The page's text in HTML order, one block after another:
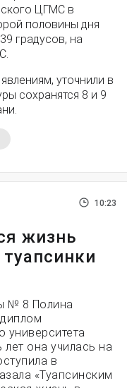
ЦГМС в
половины дня
градусов, на
уточнили в
сохранятся 8 и 9
10:23
жизнь
№ 8 Полина
университета
она училась на
в
«Туапсинским